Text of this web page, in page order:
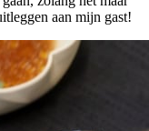
aan mijn gast!